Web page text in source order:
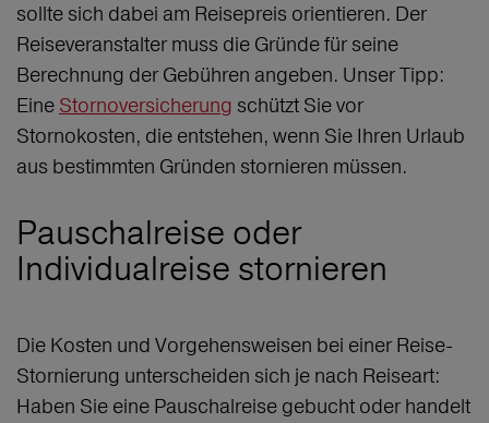
sollte sich dabei am Reisepreis orientieren. Der
Reiseveranstalter muss die Gründe für seine
Berechnung der Gebühren angeben. Unser Tipp:
Eine Stornoversicherung schützt Sie vor
Stornokosten, die entstehen, wenn Sie Ihren Urlaub
aus bestimmten Gründen stornieren müssen.
Pauschalreise oder
Individualreise stornieren
Die Kosten und Vorgehensweisen bei einer Reise-
Stornierung unterscheiden sich je nach Reiseart:
Haben Sie eine Pauschalreise gebucht oder handelt